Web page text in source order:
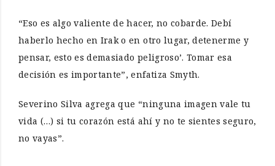
“Eso es algo valiente de hacer, no cobarde. Debí
haberlo hecho en Irak o en otro lugar, detenerme y
pensar, esto es demasiado peligroso’. Tomar esa
decisión es importante”, enfatiza Smyth.
Severino Silva agrega que “ninguna imagen vale tu
vida (…) si tu corazón está ahí y no te sientes seguro,
no vayas”.